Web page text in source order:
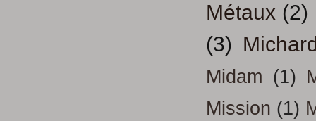
Métaux (2)
(3)
Midam (1)
Mission (1)